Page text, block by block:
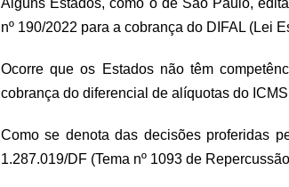
Alguns Estados, como o de São Paulo,
nº 190/2022 para a cobrança do DIFAL (Lei
Ocorre que os Estados não têm
cobrança do diferencial de alíquotas do
Como se denota das decisões proferidas
1.287.019/DF (Tema nº 1093 de